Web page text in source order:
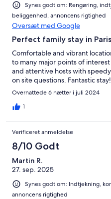
Synes godt om: Rengøring,
beliggenhed, annoncens rigtighed
Oversæt med Google
Perfect family stay in Paris
Comfortable and vibrant
to many major points of
and attentive hosts with
on site questions. Fantastic
Overnattede 6 nætter i juli 2024
1
Verificeret anmeldelse
8/10 Godt
Martin R.
27. sep. 2025
Synes godt om: Indtjekning,
annoncens rigtighed